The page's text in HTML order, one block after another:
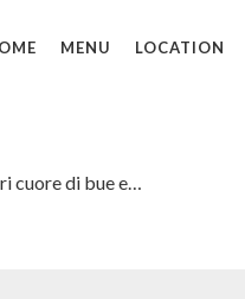
MENU LOCATION
cuore di bue e…